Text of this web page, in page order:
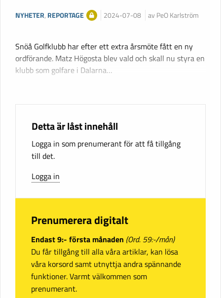
NYHETER, REPORTAGE 2024-07-08 av PeO Karlström
Snöå Golfklubb har efter ett extra årsmöte fått en ny
ordförande. Matz Högosta blev vald och skall nu styra en
klubb som golfare i Dalarna…
Detta är låst innehåll
Logga in som prenumerant för att få tillgång
till det.
Logga in
Prenumerera digitalt
Endast 9:- första månaden (Ord. 59:-/mån)
Du får tillgång till alla våra artiklar, kan lösa
våra korsord samt utnyttja andra spännande
funktioner. Varmt välkommen som
prenumerant.